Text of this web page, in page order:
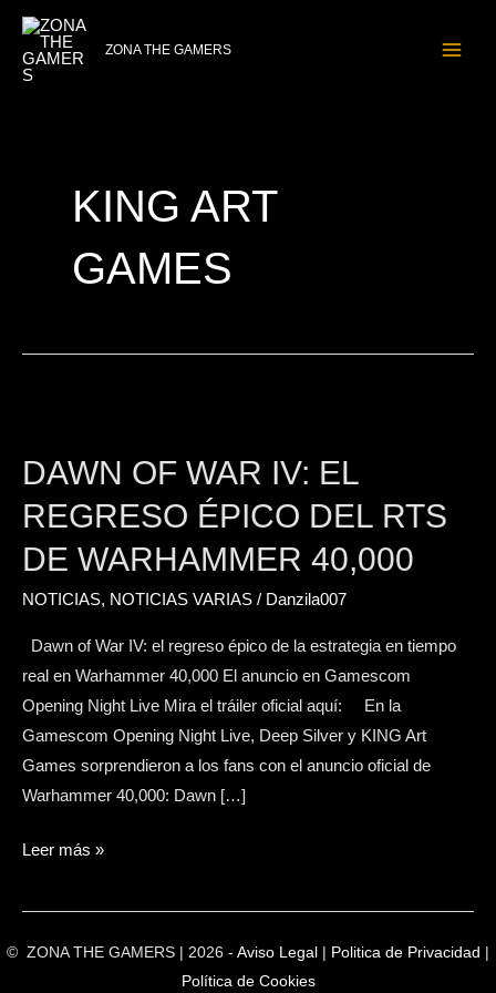
contenido
ZONA THE GAMERS
KING ART
GAMES
DAWN OF WAR IV: EL
REGRESO ÉPICO DEL RTS
DE WARHAMMER 40,000
NOTICIAS, NOTICIAS VARIAS / Danzila007
Dawn of War IV: el regreso épico de la estrategia en tiempo
real en Warhammer 40,000 El anuncio en Gamescom
Opening Night Live Mira el tráiler oficial aquí: En la
Gamescom Opening Night Live, Deep Silver y KING Art
Games sorprendieron a los fans con el anuncio oficial de
Warhammer 40,000: Dawn […]
War
el
regreso
épico
RTS
de
Warhammer
40,000
Leer más »
© ZONA THE GAMERS | 2026 - Aviso Legal | Politica de Privacidad |
Política de Cookies